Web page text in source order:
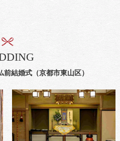
結婚式（京都市東山区）